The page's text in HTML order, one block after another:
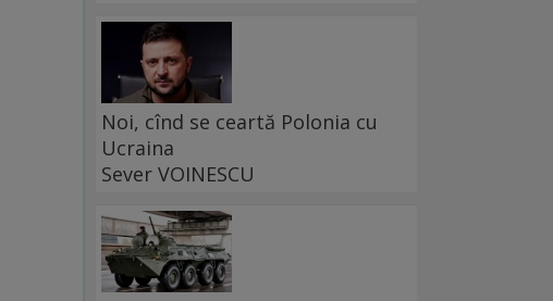
Noi, cînd se ceartă Polonia cu
Ucraina
Sever VOINESCU